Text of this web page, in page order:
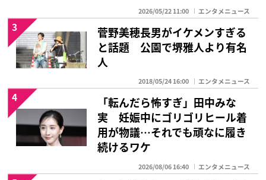
2026/05/22 11:00 エンタメニュース
菅野美穂長男がイケメンすぎる
と話題 公園で堺雅人より有名
人
2018/05/24 16:00 エンタメニュース
3
「転んだら怖すぎ」田中みな
実 妊娠中にゴリゴリヒール着
用が物議…それでも頑なに履き
続けるワケ
2026/08/06 16:40 エンタメニュース
4